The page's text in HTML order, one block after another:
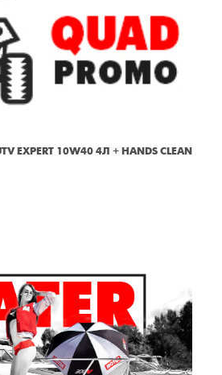
EXPERT 10W40 4Л + HANDS CLEAN